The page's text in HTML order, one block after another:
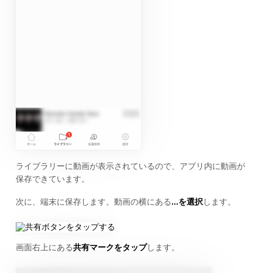
ライブラリーに動画が表示されているので、アプリ内に動画が
保存できています。
次に、端末に保存します。動画の横にある...を選択します。
画面右上にある共有マークをタップします。